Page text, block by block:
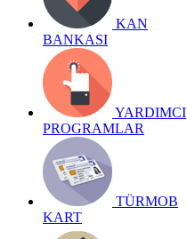
KAN
BANKASI
YARDIMCI
PROGRAMLAR
TÜRMOB
KART